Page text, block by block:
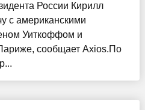
России Кирилл
с американскими
Уиткоффом и
сообщает Axios.По